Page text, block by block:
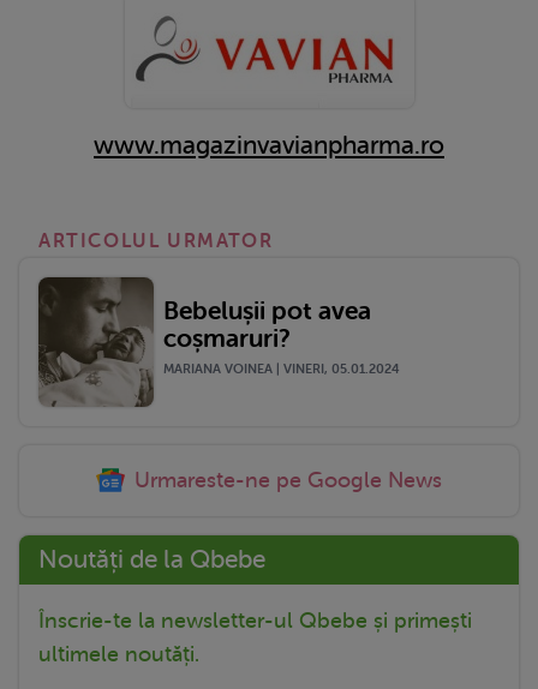
www.magazinvavianpharma.ro
ARTICOLUL URMATOR
Bebelușii pot avea
coșmaruri?
MARIANA VOINEA | VINERI, 05.01.2024
Urmareste-ne pe Google News
Noutăți de la Qbebe
Înscrie-te la newsletter-ul Qbebe și primești
ultimele noutăți.